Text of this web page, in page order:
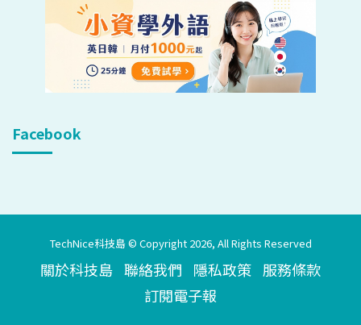
Facebook
TechNice科技島 © Copyright 2026, All Rights Reserved
關於科技島 聯絡我們 隱私政策 服務條款
訂閱電子報